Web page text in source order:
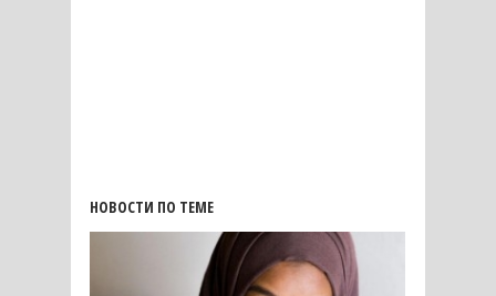
НОВОСТИ ПО ТЕМЕ